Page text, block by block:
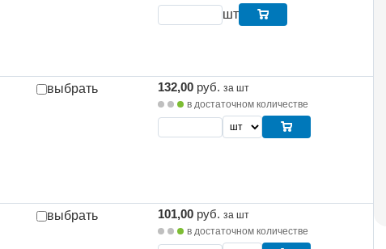
шт
выбрать 132,00 руб. за шт
в достаточном количестве
выбрать 101,00 руб. за шт
в достаточном количестве